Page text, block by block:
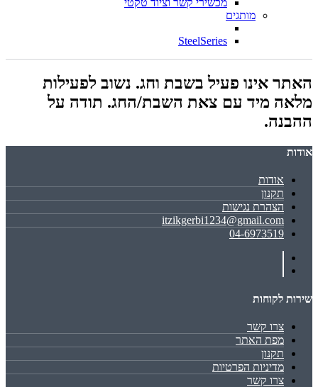
מכשירי קשר וציוד טקטי
מותגים
SteelSeries
האתר אינו פעיל בשבת וחג. נשוב לפעילות
מלאה מיד עם צאת השבת/החג. תודה על
ההבנה.
אודות
אודות
תקנון
הצהרת נגישות
itzikgerbi1234@gmail.com
04-6973519
שירות לקוחות
צרו קשר
מפת האתר
תקנון
מדיניות הפרטיות
צרו קשר